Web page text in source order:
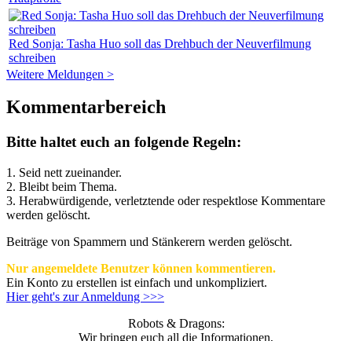
Red Sonja: Tasha Huo soll das Drehbuch der Neuverfilmung
schreiben
Weitere Meldungen >
Kommentarbereich
Bitte haltet euch an folgende Regeln:
1. Seid nett zueinander.
2. Bleibt beim Thema.
3. Herabwürdigende, verletztende oder respektlose Kommentare
werden gelöscht.
Beiträge von Spammern und Stänkerern werden gelöscht.
Nur angemeldete Benutzer können kommentieren.
Ein Konto zu erstellen ist einfach und unkompliziert.
Hier geht's zur Anmeldung >>>
Robots & Dragons:
Wir bringen euch all die Informationen,